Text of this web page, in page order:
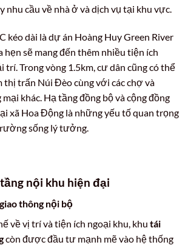
nhu cầu về nhà ở và dịch vụ tại khu vực.
kéo dài là dự án Hoàng Huy Green River
hẹn sẽ mang đến thêm nhiều tiện ích
Trong vòng 1.5km, cư dân cũng có thể
thị trấn Núi Đèo cùng với các chợ và
khác. Hạ tầng đồng bộ và cộng đồng
xã Hoa Động là những yếu tố quan trọng
sống lý tưởng.
nội khu hiện đại
thông nội bộ
về vị trí và tiện ích ngoại khu, khu tái
còn được đầu tư mạnh mẽ vào hệ thống